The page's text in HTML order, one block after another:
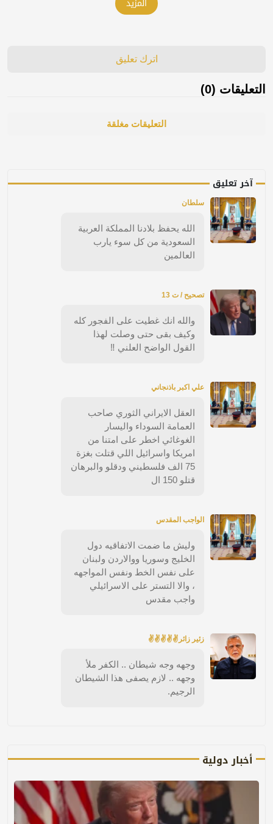
اترك تعليق
التعليقات (0)
التعليقات مغلقة
آخر تعليق
سلطان
الله يحفظ بلادنا المملكة العربية
السعودية من كل سوء يارب
العالمين
تصحيح / ت 13
والله انك غطيت على الفجور كله
وكيف بقى حتى وصلت لهذا
القول الواضح العلني ‼️
علي اكبر باذنجاني
العقل الايراني الثوري صاحب
العمامة السوداء واليسار
الغوغائي اخطر على امتنا من
امريكا واسرائيل اللي قتلت بغزة
75 الف فلسطيني ودقلو والبرهان
قتلو 150 ال
الواجب المقدس
وليش ما ضمت الاتفاقيه دول
الخليج وسوريا ووالاردن ولبنان
على نفس الخط ونفس المواجهه
، والا التستر على الاسرائيلي
واجب مقدس
زئير زائر✌✌✌✌✌
وجهه وجه شيطان .. الكفر ملأ
وجهه .. لازم يصفى هذا الشيطان
الرجيم.
أخبار دولية